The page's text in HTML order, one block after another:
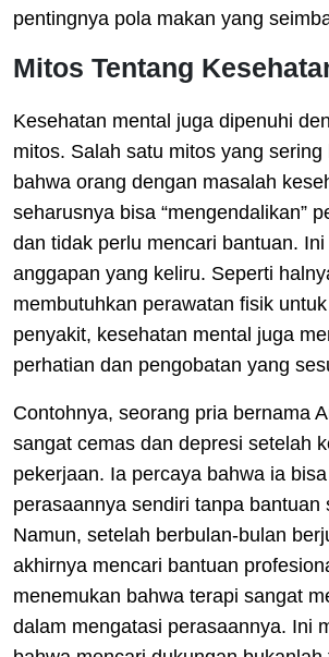
pentingnya pola makan yang
Mitos Tentang
Kesehatan mental juga dipenuhi
mitos. Salah satu mitos yang sering
bahwa orang dengan masalah
seharusnya bisa “mengendalikan”
dan tidak perlu mencari bantuan. Ini
anggapan yang keliru. Seperti
membutuhkan perawatan fisik
penyakit, kesehatan mental juga
perhatian dan pengobatan yang
Contohnya, seorang pria bernama
sangat cemas dan depresi setelah
pekerjaan. Ia percaya bahwa ia
perasaannya sendiri tanpa bantuan
Namun, setelah berbulan-bulan
akhirnya mencari bantuan
menemukan bahwa terapi sangat
dalam mengatasi perasaannya. Ini